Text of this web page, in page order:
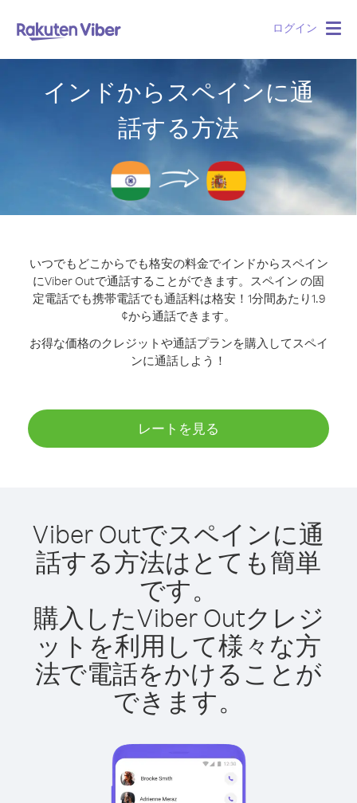
ログイン
インドからスペインに通
話する方法
いつでもどこからでも格安の料金でインドからスペイン
にViber Outで通話することができます。 スペイン の固
定電話でも携帯電話でも通話料は格安！1分間あたり1.9
¢から通話できます。
お得な価格のクレジットや通話プランを購入してスペイ
ンに通話しよう！
レートを見る
Viber Outでスペインに通
話する方法はとても簡単
です。
購入したViber Outクレジ
ットを利用して様々な方
法で電話をかけることが
できます。